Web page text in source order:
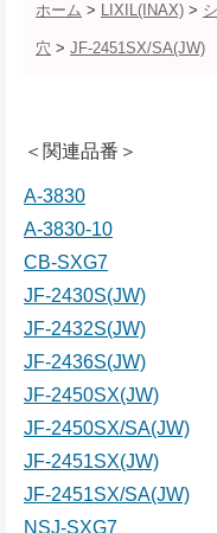
ホーム > LIXIL(INAX) >
穴 > JF-2451SX/SA(JW)
＜関連品番＞
A-3830
A-3830-10
CB-SXG7
JF-2430S(JW)
JF-2432S(JW)
JF-2436S(JW)
JF-2450SX(JW)
JF-2450SX/SA(JW)
JF-2451SX(JW)
JF-2451SX/SA(JW)
NSJ-SXG7